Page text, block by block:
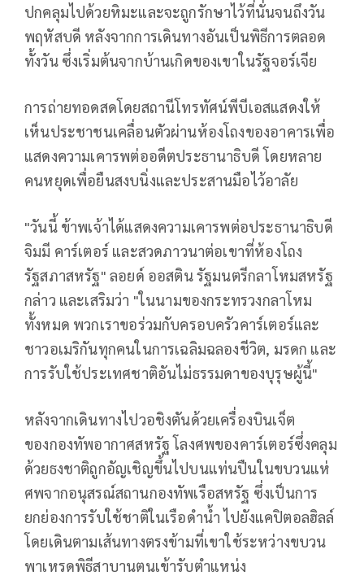
ปกคลุมไปด้วยหิมะและจะถูกรักษาไว้ที่นั่นจนถึงวัน
พฤหัสบดี หลังจากการเดินทางอันเป็นพิธีการตลอด
ทั้งวัน ซึ่งเริ่มต้นจากบ้านเกิดของเขาในรัฐจอร์เจีย
การถ่ายทอดสดโดยสถานีโทรทัศน์พีบีเอสแสดงให้
เห็นประชาชนเคลื่อนตัวผ่านห้องโถงของอาคารเพื่อ
แสดงความเคารพต่ออดีตประธานาธิบดี โดยหลาย
คนหยุดเพื่อยืนสงบนิ่งและประสานมือไว้อาลัย
"วันนี้ ข้าพเจ้าได้แสดงความเคารพต่อประธานาธิบดี
จิมมี คาร์เตอร์ และสวดภาวนาต่อเขาที่ห้องโถง
รัฐสภาสหรัฐ" ลอยด์ ออสติน รัฐมนตรีกลาโหมสหรัฐ
กล่าว และเสริมว่า "ในนามของกระทรวงกลาโหม
ทั้งหมด พวกเราขอร่วมกับครอบครัวคาร์เตอร์และ
ชาวอเมริกันทุกคนในการเฉลิมฉลองชีวิต, มรดก และ
การรับใช้ประเทศชาติอันไม่ธรรมดาของบุรุษผู้นี้"
หลังจากเดินทางไปวอชิงตันด้วยเครื่องบินเจ็ต
ของกองทัพอากาศสหรัฐ โลงศพของคาร์เตอร์ซึ่งคลุม
ด้วยธงชาติถูกอัญเชิญขึ้นไปบนแท่นปืนในขบวนแห่
ศพจากอนุสรณ์สถานกองทัพเรือสหรัฐ ซึ่งเป็นการ
ยกย่องการรับใช้ชาติในเรือดำน้ำ ไปยังแคปิตอลฮิลล์
โดยเดินตามเส้นทางตรงข้ามที่เขาใช้ระหว่างขบวน
พาเหรดพิธีสาบานตนเข้ารับตำแหน่ง